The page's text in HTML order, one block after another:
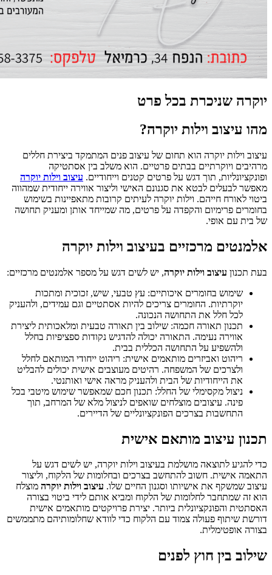
יוקרה שניכרת בכל פרט
מהו עיצוב וילות יוקרה?
עיצוב וילות יוקרה הוא תחום של עיצוב פנים המתמקד ביצירת חללים
מרהיבים ויוקרתיים בבתים פרטיים. הוא משלב בין אסתטיקה
ופונקציונליות, תוך דגש על פרטים קטנים וייחודיים. עיצוב וילות יוקרה
מאפשר לבעלים לבטא את סגנונם האישי וליצור אווירה ייחודית שמהווה
ביטוי לאורח חייהם. וילות יוקרה לעיתים קרובות מתאפיינות בשימוש
בחומרים פרימיום והקפדה על פרטים, מה שמייחד אותן ומעניק תחושה
של בית עם אופי.
אלמנטים מרכזיים בעיצוב וילות יוקרה
בעת תכנון עיצוב וילות יוקרה, יש לשים דגש על מספר אלמנטים מרכזיים:
שימוש בחומרים איכותיים: עץ טבעי, שיש, זכוכית ומתכות
יוקרתיות. החומרים צריכים להיות אסתטיים וגם עמידים, ולהעניק
לכל חלל את התחושה הנכונה.
תכנון תאורה חכמה: שילוב בין תאורה טבעית ומלאכותית ליצירת
אווירה נעימה. התאורה יכולה להדגיש נקודות ספציפיות בחלל
ולהשפיע על התחושה הכללית בבית.
ריהוט ואביזרים מותאמים אישית: ריהוט ייחודי המותאם לחלל
ולצרכים של המשפחה. רהיטים מעוצבים אישית יכולים להבליט
את הייחודיות של הבית ולהעניק מראה אישי ואותנטי.
ניצול מקסימלי של החלל: תכנון חכם שמאפשר שימוש מיטבי בכל
פינה. עיצובים מוצלחים שואפים לניצול מלא של המרחב, תוך
התחשבות בצרכים הפונקציונליים של הדיירים.
תכנון עיצוב מותאם אישית
כדי להגיע לתוצאה מושלמת בעיצוב וילות יוקרה, יש לשים דגש על
התאמה אישית. חשוב להתחשב בצרכים ובחלומות של הלקוח, וליצור
עיצוב שמשקף את אישיותו וסגנון החיים שלו. עיצוב וילות יוקרה מוצלח
הוא זה שמתחבר לחלומות של הלקוח ומביא אותם לידי ביטוי בצורה
האסתטית והפונקציונלית ביותר. יצירת פרויקטים מותאמים אישית
דורשת שיתוף פעולה צמוד עם הלקוח כדי לוודא שחלומותיהם מתממשים
בצורה אופטימלית.
שילוב בין חוץ לפנים